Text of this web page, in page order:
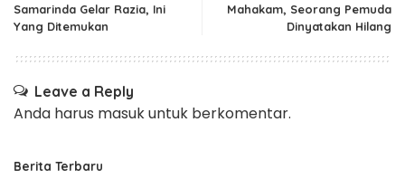
Samarinda Gelar Razia, Ini
Yang Ditemukan
Mahakam, Seorang Pemuda
Dinyatakan Hilang
Leave a Reply
Anda harus masukuntuk berkomentar.
Berita Terbaru